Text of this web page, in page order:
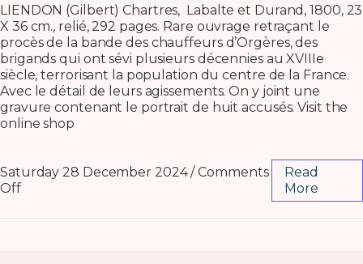
LIENDON (Gilbert) Chartres, Labalte et Durand, 1800, 23
X 36 cm., relié, 292 pages. Rare ouvrage retraçant le
procès de la bande des chauffeurs d’Orgères, des
brigands qui ont sévi plusieurs décennies au XVIIIe
siècle, terrorisant la population du centre de la France.
Avec le détail de leurs agissements. On y joint une
gravure contenant le portrait de huit accusés. Visit the
online shop
Saturday 28 December 2024 / Comments
Off
Read
More